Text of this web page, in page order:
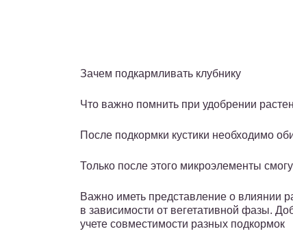
Зачем подкармливать клубнику
Что важно помнить при удобрении
После подкормки кустики необходимо
Только после этого микроэлементы
Важно иметь представление о влиянии
в зависимости от вегетативной фазы.
учете совместимости разных подкормок